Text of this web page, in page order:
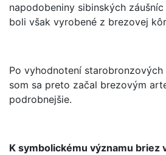
napodobeniny sibinských
boli však vyrobené z brezovej
Po vyhodnotení
som sa preto začal brezovým
podrobnejšie.
K symbolickému významu briez